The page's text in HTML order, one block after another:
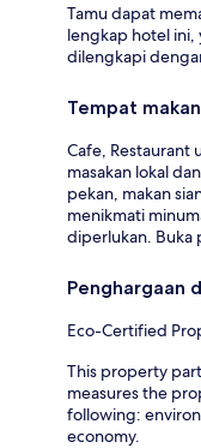
Tamu dapat
lengkap hotel ini,
dilengkapi
Tempat makan
Cafe, Restaurant
masakan lokal
pekan, makan
menikmati
diperlukan. Buka
Penghargaan
Eco-Certified
This property
measures the
following:
economy.